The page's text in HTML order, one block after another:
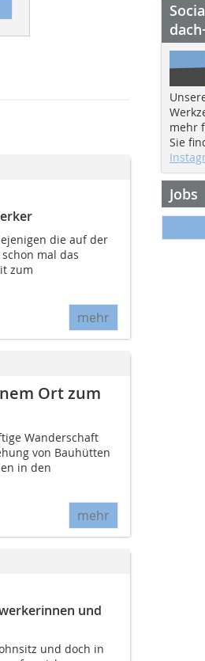
die auf der
mal das
zum
mehr
Ort zum
Wanderschaft
von Bauhütten
in den
mehr
und
und doch in
mehr
Sie
Jobs